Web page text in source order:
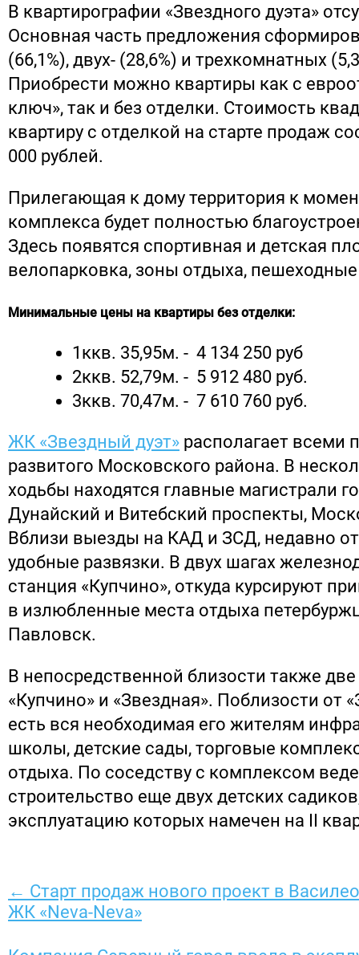
В квартирографии «Звездного дуэта»
Основная часть предложения
(66,1%), двух- (28,6%) и трехкомнатных
Приобрести можно квартиры как с
ключ», так и без отделки. Стоимость
квартиру с отделкой на старте продаж
000 рублей.
Прилегающая к дому территория к
комплекса будет полностью
Здесь появятся спортивная и детская
велопарковка, зоны отдыха,
Минимальные цены на квартиры без отделки:
1ккв. 35,95м. - 4 134 250 руб
2ккв. 52,79м. - 5 912 480 руб.
3ккв. 70,47м. - 7 610 760 руб.
ЖК «Звездный дуэт» располагает всеми
развитого Московского района. В
ходьбы находятся главные магистрали
Дунайский и Витебский проспекты,
Вблизи выезды на КАД и ЗСД, недавно
удобные развязки. В двух шагах
станция «Купчино», откуда курсируют
в излюбленные места отдыха
Павловск.
В непосредственной близости также
«Купчино» и «Звездная». Поблизости от
есть вся необходимая его жителям
школы, детские сады, торговые
отдыха. По соседству с комплексом
строительство еще двух детских
эксплуатацию которых намечен на II
← Старт продаж нового проект в
ЖК «Neva-Neva»